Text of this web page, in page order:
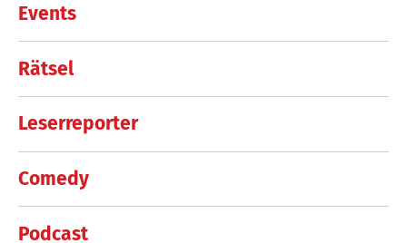
Events
Rätsel
Leserreporter
Comedy
Podcast